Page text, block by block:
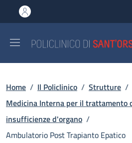
al contenuto principale
to footer content
Briciole di pane
Home / Il Policlinico / Strutture /
Medicina Interna per il trattamento
insufficienze d'organo /
Ambulatorio Post Trapianto Epatico